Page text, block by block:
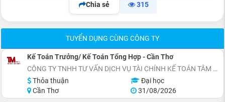
Chia sẻ 315
TUYỂN DỤNG CÙNG CÔNG TY
Kế Toán Trưởng/ Kế Toán Tổng Hợp - Cần Thơ
CÔNG TY TNHH TƯ VẤN DỊCH VỤ TÀI CHÍNH KẾ TOÁN TÂM MINH
Thỏa thuận
Đại học
Cần Thơ
31/08/2026